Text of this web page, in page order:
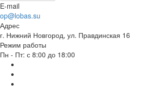
E-mail
op@lobas.su
Адрес
г. Нижний Новгород, ул. Правдинская 16
Режим работы
Пн - Пт: с 8:00 до 18:00